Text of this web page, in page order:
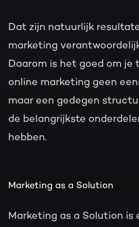
Dat zijn natuurlijk
marketing
Daarom is het goed om je
online marketing geen
maar een gedegen
de belangrijkste
hebben.
Marketing as a Solution
Marketing as a Solution is